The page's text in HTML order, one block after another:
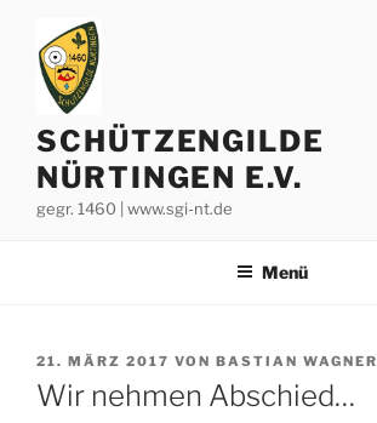
Inhalt
springen
SCHÜTZENGILDE
NÜRTINGEN E.V.
gegr. 1460 | www.sgi-nt.de
Menü
VERÖFFENTLICHT
AM
21. MÄRZ 2017 VON BASTIAN WAGNER
Wir nehmen Abschied…